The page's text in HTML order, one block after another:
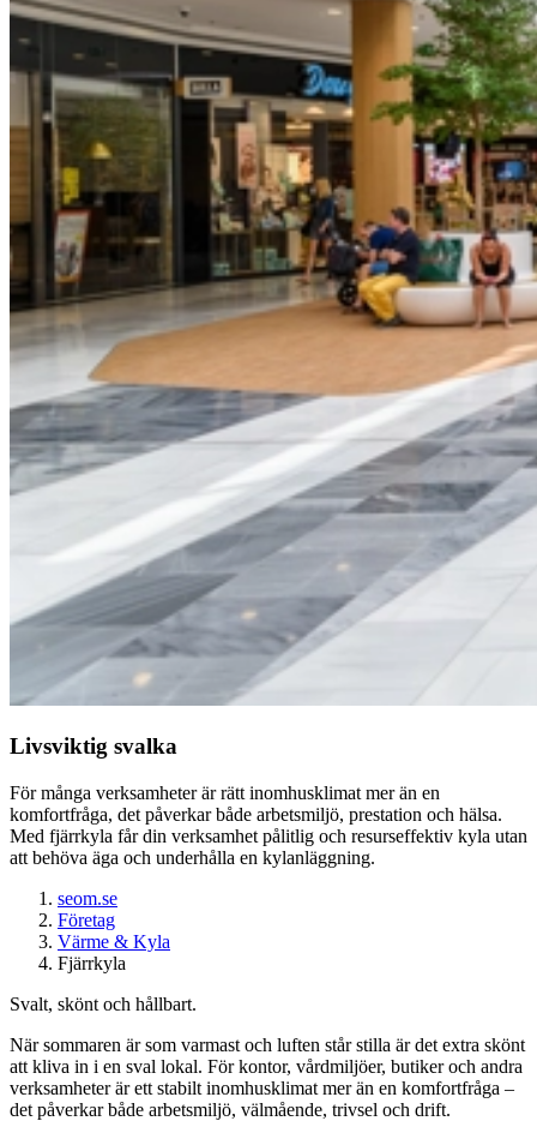
Livsviktig svalka
För många verksamheter är rätt inomhusklimat mer än en
komfortfråga, det påverkar både arbetsmiljö, prestation och hälsa.
Med fjärrkyla får din verksamhet pålitlig och resurseffektiv kyla utan
att behöva äga och underhålla en kylanläggning.
seom.se
Företag
Värme & Kyla
Fjärrkyla
Svalt, skönt och hållbart.
När sommaren är som varmast och luften står stilla är det extra skönt
att kliva in i en sval lokal. För kontor, vårdmiljöer, butiker och andra
verksamheter är ett stabilt inomhusklimat mer än en komfortfråga –
det påverkar både arbetsmiljö, välmående, trivsel och drift.